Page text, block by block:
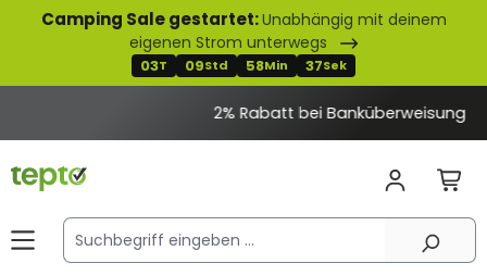
springen
Camping Sale gestartet:Unabhängig mit deinem
eigenen Strom unterwegs
03T 09Std 58Min 37Sek
2% Rabatt bei Banküberweisung